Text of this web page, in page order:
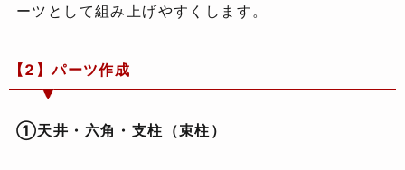
ーツとして組み上げやすくします。
【2】パーツ作成
①天井・六角・支柱（束柱）